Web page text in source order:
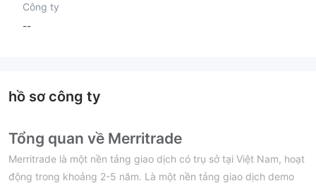
Công ty
--
hồ sơ công ty
Tổng quan về Merritrade
Merritrade là một nền tảng giao dịch có trụ sở tại Việt Nam, hoạt
động trong khoảng 2-5 năm. Là một nền tảng giao dịch demo